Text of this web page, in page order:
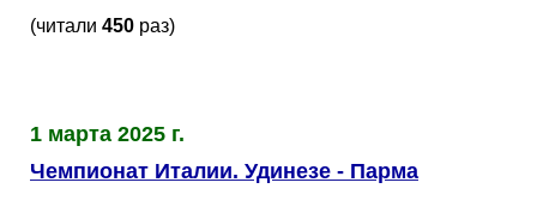
(читали 450 раз)
1 марта 2025 г.
Чемпионат Италии. Удинезе - Парма